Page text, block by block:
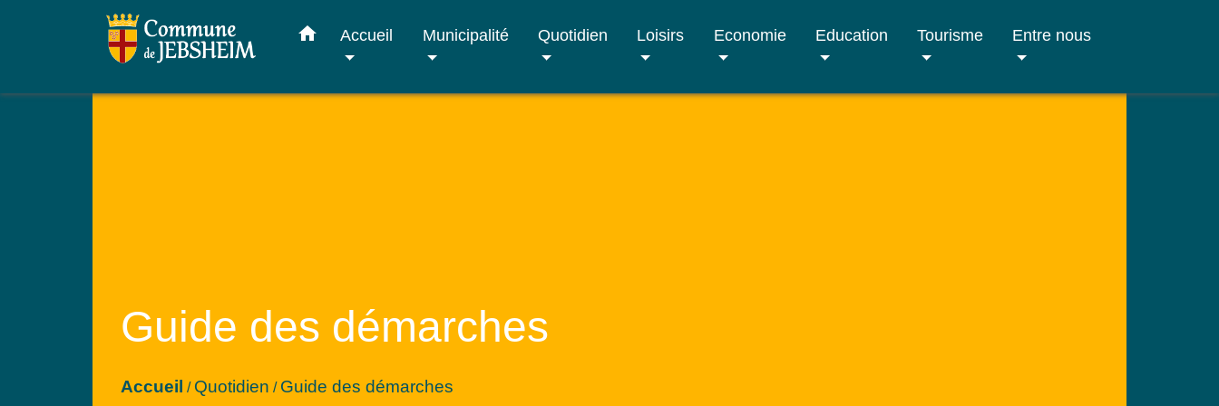
home Accueil Municipalité Quotidien Loisirs Economie Education Tourisme Entre nous
Guide des démarches
Accueil / Quotidien / Guide des démarches